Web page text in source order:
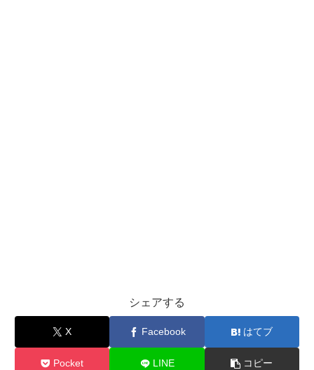
シェアする
X Facebook はてブ
Pocket LINE コピー